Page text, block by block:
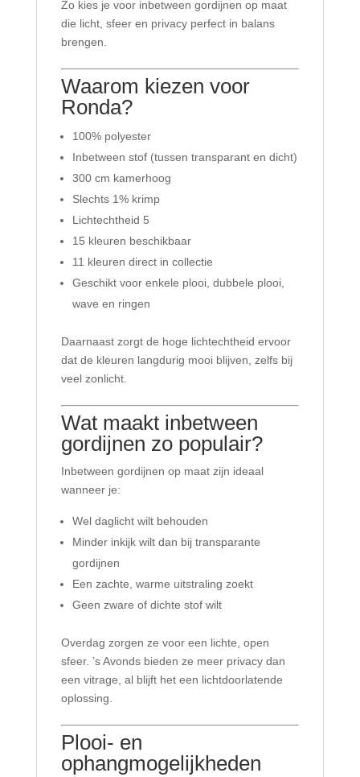
Zo kies je voor inbetween gordijnen op maat
die licht, sfeer en privacy perfect in balans
brengen.
Waarom kiezen voor
Ronda?
100% polyester
Inbetween stof (tussen transparant en dicht)
300 cm kamerhoog
Slechts 1% krimp
Lichtechtheid 5
15 kleuren beschikbaar
11 kleuren direct in collectie
Geschikt voor enkele plooi, dubbele plooi,
wave en ringen
Daarnaast zorgt de hoge lichtechtheid ervoor
dat de kleuren langdurig mooi blijven, zelfs bij
veel zonlicht.
Wat maakt inbetween
gordijnen zo populair?
Inbetween gordijnen op maat zijn ideaal
wanneer je:
Wel daglicht wilt behouden
Minder inkijk wilt dan bij transparante
gordijnen
Een zachte, warme uitstraling zoekt
Geen zware of dichte stof wilt
Overdag zorgen ze voor een lichte, open
sfeer. ’s Avonds bieden ze meer privacy dan
een vitrage, al blijft het een lichtdoorlatende
oplossing.
Plooi- en
ophangmogelijkheden